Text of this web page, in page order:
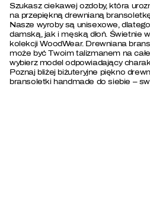
Szukasz ciekawej ozdoby, która
na przepiękną drewnianą
Nasze wyroby są unisexowe,
damską, jak i męską dłoń. Świetnie
kolekcji WoodWear. Drewniana
może być Twoim talizmanem na
wybierz model odpowiadający
Poznaj bliżej biżuteryjne piękno
bransoletki handmade do siebie –